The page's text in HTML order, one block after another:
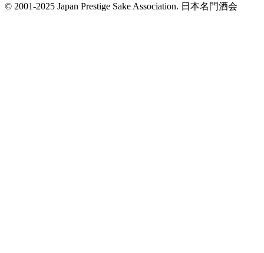
© 2001-2025 Japan Prestige Sake Association. 日本名門酒会